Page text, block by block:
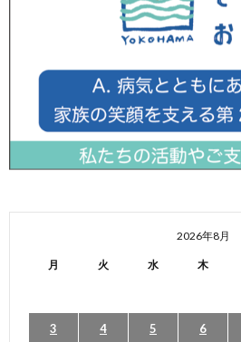
2026年8月
月 火 水 木
3 4 5 6